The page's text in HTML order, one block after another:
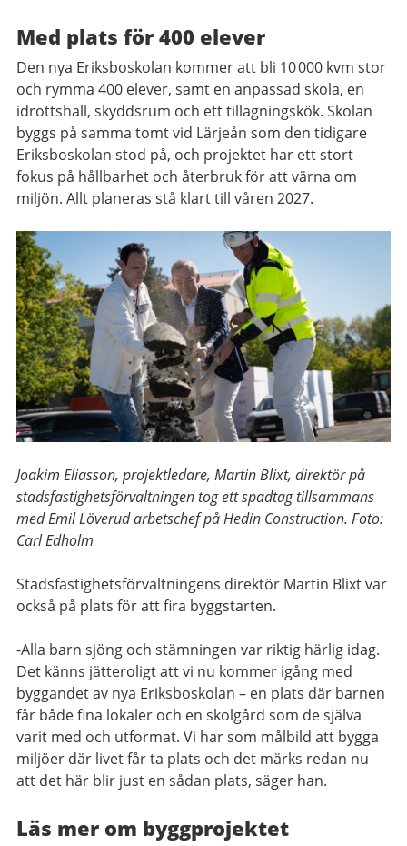
Med plats för 400 elever
Den nya Eriksboskolan kommer att bli 10 000 kvm stor
och rymma 400 elever, samt en anpassad skola, en
idrottshall, skyddsrum och ett tillagningskök. Skolan
byggs på samma tomt vid Lärjeån som den tidigare
Eriksboskolan stod på, och projektet har ett stort
fokus på hållbarhet och återbruk för att värna om
miljön. Allt planeras stå klart till våren 2027.
Joakim Eliasson, projektledare, Martin Blixt, direktör på
stadsfastighetsförvaltningen tog ett spadtag tillsammans
med Emil Löverud arbetschef på Hedin Construction. Foto:
Carl Edholm
Stadsfastighetsförvaltningens direktör Martin Blixt var
också på plats för att fira byggstarten.
-Alla barn sjöng och stämningen var riktig härlig idag.
Det känns jätteroligt att vi nu kommer igång med
byggandet av nya Eriksboskolan – en plats där barnen
får både fina lokaler och en skolgård som de själva
varit med och utformat. Vi har som målbild att bygga
miljöer där livet får ta plats och det märks redan nu
att det här blir just en sådan plats, säger han.
Läs mer om byggprojektet